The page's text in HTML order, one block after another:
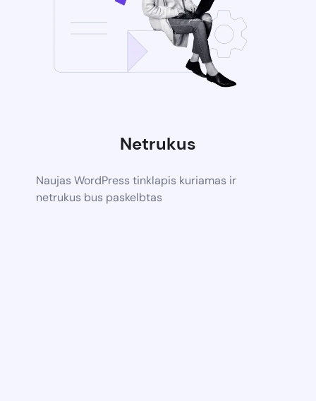
Netrukus
Naujas WordPress tinklapis kuriamas ir
netrukus bus paskelbtas